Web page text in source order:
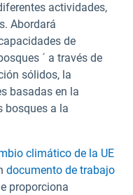
actividades,
Abordará
de
´ a través de
sólidos, la
basadas en la
bosques a la
climático de la UE
documento de trabajo
proporciona